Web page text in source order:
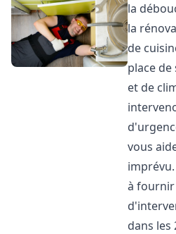
la
la
de
place
et de
vous
à fournir
dans les